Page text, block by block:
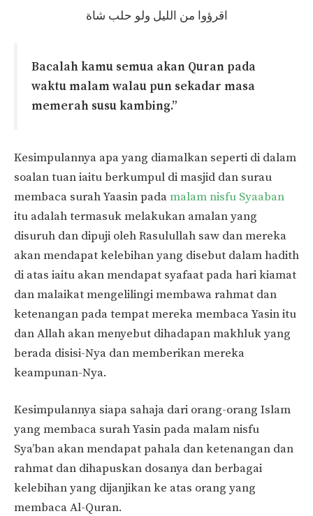
اقرؤوا من الليل ولو حلب شاة
Bacalah kamu semua akan Quran pada
waktu malam walau pun sekadar masa
memerah susu kambing.”
Kesimpulannya apa yang diamalkan seperti di dalam
soalan tuan iaitu berkumpul di masjid dan surau
membaca surah Yaasin padamalam nisfu Syaaban
itu adalah termasuk melakukan amalan yang
disuruh dan dipuji oleh Rasulullah saw dan mereka
akan mendapat kelebihan yang disebut dalam hadith
di atas iaitu akan mendapat syafaat pada hari kiamat
dan malaikat mengelilingi membawa rahmat dan
ketenangan pada tempat mereka membaca Yasin itu
dan Allah akan menyebut dihadapan makhluk yang
berada disisi-Nya dan memberikan mereka
keampunan-Nya.
Kesimpulannya siapa sahaja dari orang-orang Islam
yang membaca surah Yasin pada malam nisfu
Sya’ban akan mendapat pahala dan ketenangan dan
rahmat dan dihapuskan dosanya dan berbagai
kelebihan yang dijanjikan ke atas orang yang
membaca Al-Quran.